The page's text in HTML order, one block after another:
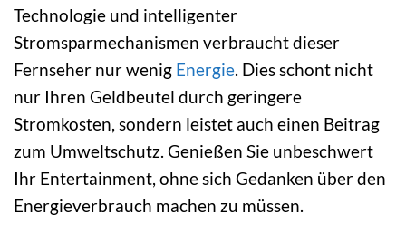
Technologie und intelligenter
Stromsparmechanismen verbraucht dieser
Fernseher nur wenig Energie . Dies schont nicht
nur Ihren Geldbeutel durch geringere
Stromkosten, sondern leistet auch einen Beitrag
zum Umweltschutz. Genießen Sie unbeschwert
Ihr Entertainment, ohne sich Gedanken über den
Energieverbrauch machen zu müssen.